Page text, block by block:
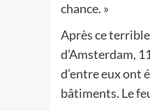
chance. »
Après ce
d’Amsterdam,
d’entre eux ont
bâtiments. Le